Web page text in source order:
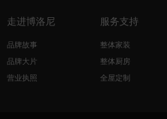
走进博洛尼
品牌故事
品牌大片
营业执照
服务支持
整体家装
整体厨房
全屋定制